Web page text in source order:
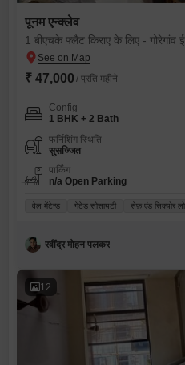
पूनम एन्क्लेव
1 बीएचके फ्लैट किराए के लिए - गोरेगांव
₹ 47,000 / प्रति महीने
Config
1 BHK + 2 Bath
फर्निशिंग स्थिति
सुसज्जित
पार्किंग
n/a Open Parking
वेल मेंटेन्ड गेटेड सोसायटी सेफ़ एंड सिक्योर
रवींद्र मोहन पलकर
12